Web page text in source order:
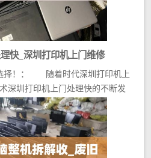
快_深圳打印机上门维修
择！： 随着时代深圳打印机上
深圳打印机上门处理快的不断发
展，...